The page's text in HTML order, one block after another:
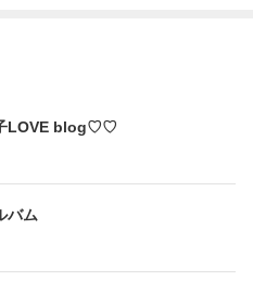
LOVE blog♡♡
バム